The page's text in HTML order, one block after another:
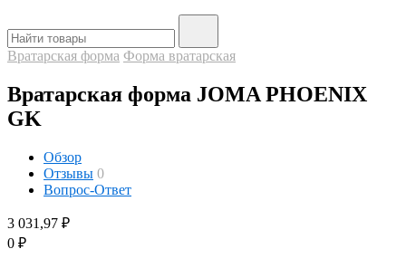
Вратарская форма Форма вратарская
Вратарская форма JOMA PHOENIX
GK
Обзор
Отзывы 0
Вопрос-Ответ
3 031,97 ₽
0 ₽